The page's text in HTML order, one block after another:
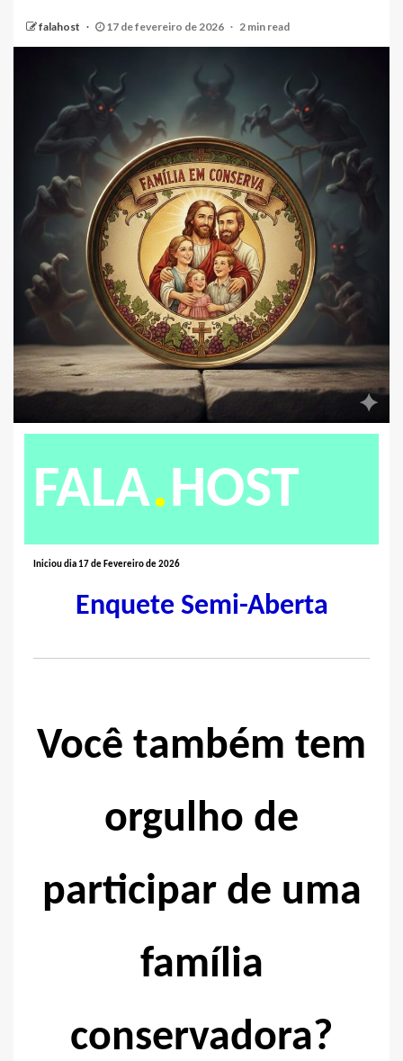
falahost 17 de fevereiro de 2026 2 min read
FALA.HOST
Iniciou dia 17 de Fevereiro de 2026
Enquete Semi-Aberta
Você também tem
orgulho de
participar de uma
família
conservadora?